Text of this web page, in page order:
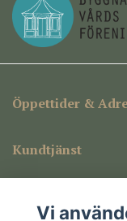
Öppettider &
Kundtjänst
Vi